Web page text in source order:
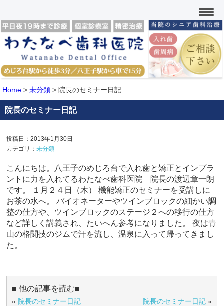
Home > 未分類 > 院長のセミナー日記
院長のセミナー日記
投稿日：2013年1月30日
カテゴリ：未分類
こんにちは。八王子のめじろ台で入れ歯と矯正とインプラ
ントに力を入れてるわたなべ歯科医院 院長の渡辺章一朗
です。 １月２４日（木） 機能矯正のセミナーを受講しに
お茶の水へ。 バイオネーターやツインブロックの細かい調
整の仕方や、ツインブロックのステージ２への移行の仕方
など詳しく講義され、たいへん参考になりました。 夜は青
山の格闘技のジムで汗を流し、温泉に入って帰ってきまし
た。
■ 他の記事を読む■
« 院長のセミナー日記 院長のセミナー日記»